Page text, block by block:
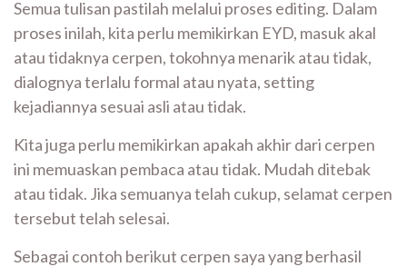
Semua tulisan pastilah melalui proses editing. Dalam
proses inilah, kita perlu memikirkan EYD, masuk akal
atau tidaknya cerpen, tokohnya menarik atau tidak,
dialognya terlalu formal atau nyata, setting
kejadiannya sesuai asli atau tidak.
Kita juga perlu memikirkan apakah akhir dari cerpen
ini memuaskan pembaca atau tidak. Mudah ditebak
atau tidak. Jika semuanya telah cukup, selamat cerpen
tersebut telah selesai.
Sebagai contoh berikut cerpen saya yang berhasil